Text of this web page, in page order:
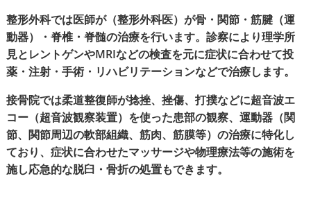
整形外科では医師が（整形外科医）が骨・関節・筋腱（運
動器）・脊椎・脊髄の治療を行います。診察により理学所
見とレントゲンやMRIなどの検査を元に症状に合わせて投
薬・注射・手術・リハビリテーションなどで治療します。
接骨院では柔道整復師が捻挫、挫傷、打撲などに超音波エ
コー（超音波観察装置）を使った患部の観察、運動器（関
節、関節周辺の軟部組織、筋肉、筋膜等）の治療に特化し
ており、症状に合わせたマッサージや物理療法等の施術を
施し応急的な脱臼・骨折の処置もできます。